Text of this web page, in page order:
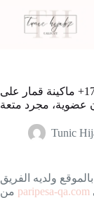
المقامرة مجانية تمامًا، أكثر من 1700+ ماكينة قمار على
عضوية، مجرد متعة
Tunic
ولديه الفريق
paripesa-qa.com